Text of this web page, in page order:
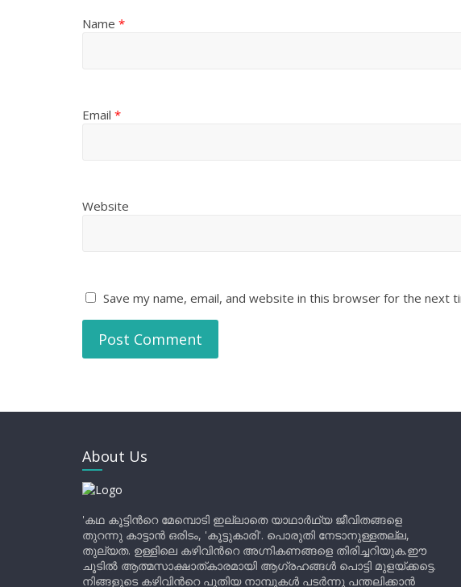
Name *
Email *
Website
Save my name, email, and website in this browser for the next
About Us
'കഥ കൂട്ടിന്‍റെ മേമ്പൊടി ഇല്ലാതെ യാഥാർഥ്യ ജീവിതങ്ങളെ
തുറന്നു കാട്ടാൻ ഒരിടം, 'കൂട്ടുകാരി'. പൊരുതി നേടാനുള്ളതല്ല,
തുല്യത. ഉള്ളിലെ കഴിവിന്‍റെ അഗ്നികണങ്ങളെ തിരിച്ചറിയുക.ഈ
ചൂടിൽ ആത്മസാക്ഷാത്കാരമായി ആഗ്രഹങ്ങൾ പൊട്ടി മുളയ്ക്കട്ടെ.
നിങ്ങളുടെ കഴിവിന്‍റെ പുതിയ നാമ്പുകൾ പടർന്നു പന്തലിക്കാൻ